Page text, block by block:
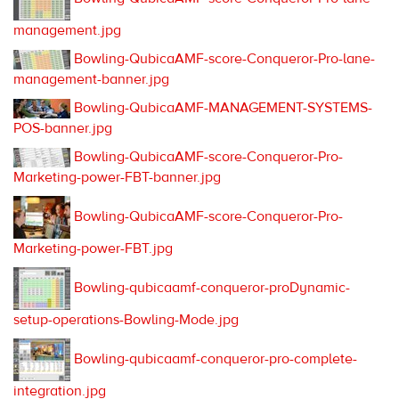
management.jpg
Bowling-QubicaAMF-score-Conqueror-Pro-lane-
management-banner.jpg
Bowling-QubicaAMF-MANAGEMENT-SYSTEMS-
POS-banner.jpg
Bowling-QubicaAMF-score-Conqueror-Pro-
Marketing-power-FBT-banner.jpg
Bowling-QubicaAMF-score-Conqueror-Pro-
Marketing-power-FBT.jpg
Bowling-qubicaamf-conqueror-proDynamic-
setup-operations-Bowling-Mode.jpg
Bowling-qubicaamf-conqueror-pro-complete-
integration.jpg